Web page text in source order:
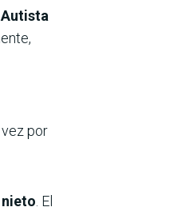
por
. El